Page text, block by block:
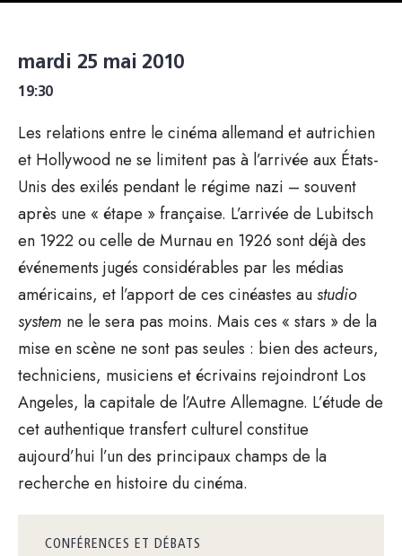
mardi 25 mai 2010
19:30
Les relations entre le cinéma allemand et autrichien
et Hollywood ne se limitent pas à l’arrivée aux États-
Unis des exilés pendant le régime nazi – souvent
après une « étape » française. L’arrivée de Lubitsch
en 1922 ou celle de Murnau en 1926 sont déjà des
événements jugés considérables par les médias
américains, et l’apport de ces cinéastes austudio
system ne le sera pas moins. Mais ces « stars » de la
mise en scène ne sont pas seules : bien des acteurs,
techniciens, musiciens et écrivains rejoindront Los
Angeles, la capitale de l’Autre Allemagne. L’étude de
cet authentique transfert culturel constitue
aujourd’hui l’un des principaux champs de la
recherche en histoire du cinéma.
CONFÉRENCES ET DÉBATS